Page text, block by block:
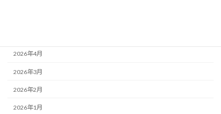
2026年4月
2026年3月
2026年2月
2026年1月